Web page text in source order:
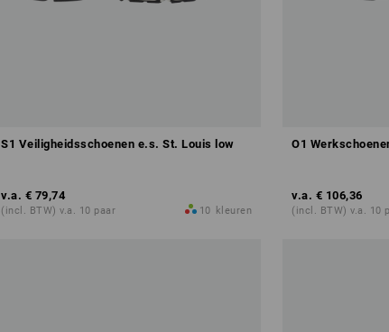
S1 Veiligheidsschoenen e.s. St. Louis low
v.a. € 79,74
(incl. BTW) v.a. 10 paar 10 kleuren
O1
v.a. € 106,36
(incl. BTW) v.a. 10